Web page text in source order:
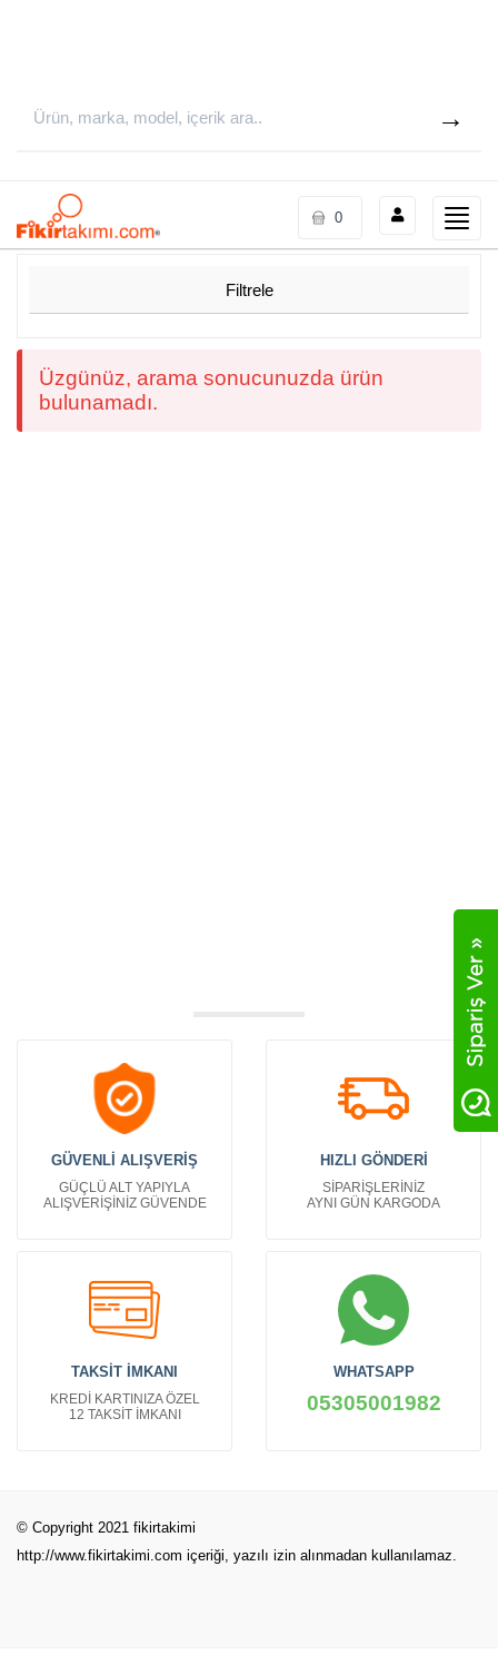
Toggle
0
Filtrele
Üzgünüz, arama sonucunuzda ürün
bulunamadı.
GÜVENLİ ALIŞVERİŞ
GÜÇLÜ ALT YAPIYLA
ALIŞVERİŞİNİZ GÜVENDE
HIZLI GÖNDERİ
SİPARİŞLERİNİZ
AYNI GÜN KARGODA
TAKSİT İMKANI
KREDİ KARTINIZA ÖZEL
12 TAKSİT İMKANI
WHATSAPP
05305001982
© Copyright 2021 fikirtakimi
http://www.fikirtakimi.com içeriği, yazılı izin alınmadan kullanılamaz.